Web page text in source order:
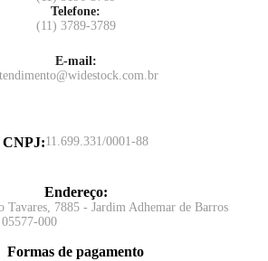
Telefone:
(11) 3789-3789
E-mail:
CNPJ:11.699.331/0001-88
Endereço:
Tavares, 7885 - Jardim Adhemar de Barros
000
Formas de pagamento